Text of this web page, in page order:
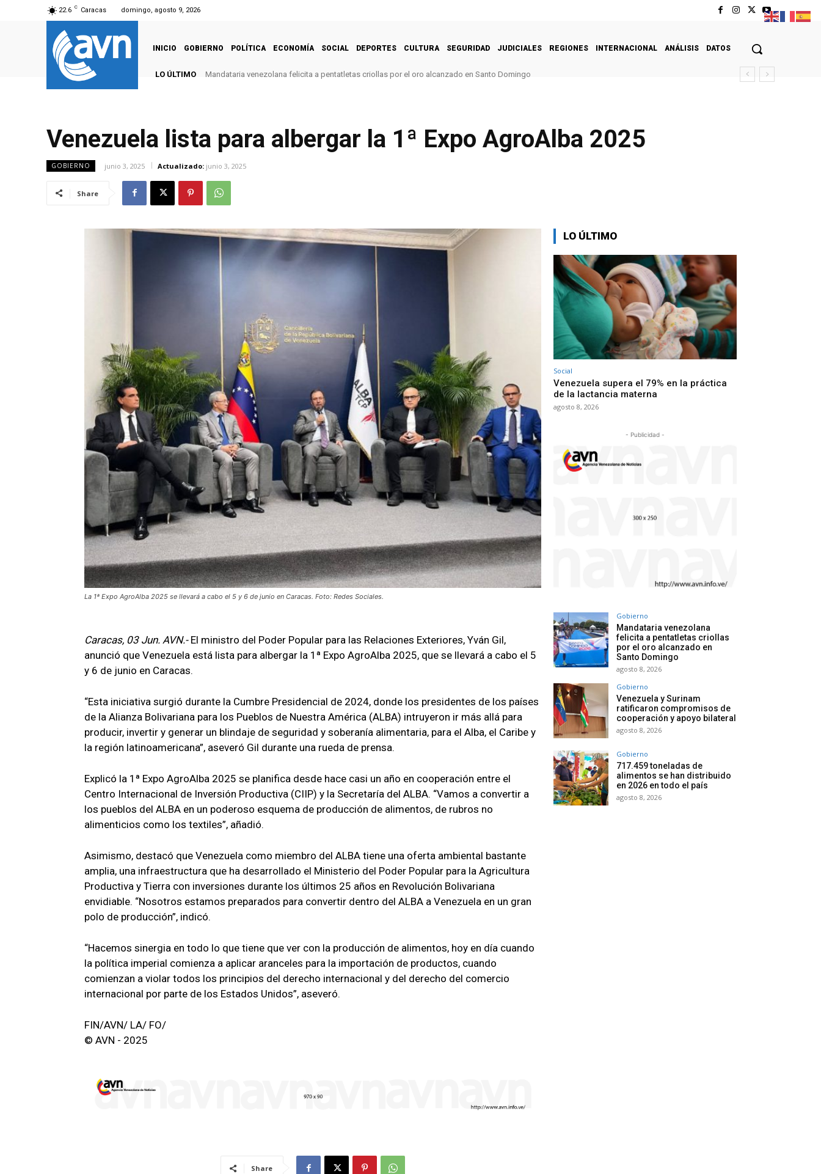
22.6 C Caracas domingo, agosto 9, 2026
INICIO GOBIERNO POLÍTICA ECONOMÍA SOCIAL DEPORTES CULTURA SEGURIDAD JUDICIALES REGIONES INTERNACIONAL ANÁLISIS DATOS
LO ÚLTIMO Mandataria venezolana felicita a pentatletas criollas por el oro alcanzado en Santo Domingo
Venezuela y Surinam ratificaron compromisos de cooperación y apoyo bilateral
Venezuela lista para albergar la 1ª Expo AgroAlba 2025
GOBIERNO junio 3, 2025 Actualizado: junio 3, 2025
Share
La 1ª Expo AgroAlba 2025 se llevará a cabo el 5 y 6 de junio en Caracas. Foto: Redes Sociales.
Caracas, 03 Jun. AVN.- El ministro del Poder Popular para las Relaciones Exteriores, Yván Gil,
anunció que Venezuela está lista para albergar la 1ª Expo AgroAlba 2025, que se llevará a cabo el 5
y 6 de junio en Caracas.
“Esta iniciativa surgió durante la Cumbre Presidencial de 2024, donde los presidentes de los países
de la Alianza Bolivariana para los Pueblos de Nuestra América (ALBA) intruyeron ir más allá para
producir, invertir y generar un blindaje de seguridad y soberanía alimentaria, para el Alba, el Caribe y
la región latinoamericana”, aseveró Gil durante una rueda de prensa.
Explicó la 1ª Expo AgroAlba 2025 se planifica desde hace casi un año en cooperación entre el
Centro Internacional de Inversión Productiva (CIIP) y la Secretaría del ALBA. “Vamos a convertir a
los pueblos del ALBA en un poderoso esquema de producción de alimentos, de rubros no
alimenticios como los textiles”, añadió.
Asimismo, destacó que Venezuela como miembro del ALBA tiene una oferta ambiental bastante
amplia, una infraestructura que ha desarrollado el Ministerio del Poder Popular para la Agricultura
Productiva y Tierra con inversiones durante los últimos 25 años en Revolución Bolivariana
envidiable. “Nosotros estamos preparados para convertir dentro del ALBA a Venezuela en un gran
polo de producción”, indicó.
“Hacemos sinergia en todo lo que tiene que ver con la producción de alimentos, hoy en día cuando
la política imperial comienza a aplicar aranceles para la importación de productos, cuando
comienzan a violar todos los principios del derecho internacional y del derecho del comercio
internacional por parte de los Estados Unidos”, aseveró.
FIN/AVN/ LA/ FO/
© AVN - 2025
Share
LO ÚLTIMO
Social
Venezuela supera el 79% en la práctica
de la lactancia materna
agosto 8, 2026
- Publicidad -
Gobierno
Mandataria venezolana
felicita a pentatletas criollas
por el oro alcanzado en
Santo Domingo
agosto 8, 2026
Gobierno
Venezuela y Surinam
ratificaron compromisos de
cooperación y apoyo bilateral
agosto 8, 2026
Gobierno
717.459 toneladas de
alimentos se han distribuido
en 2026 en todo el país
agosto 8, 2026